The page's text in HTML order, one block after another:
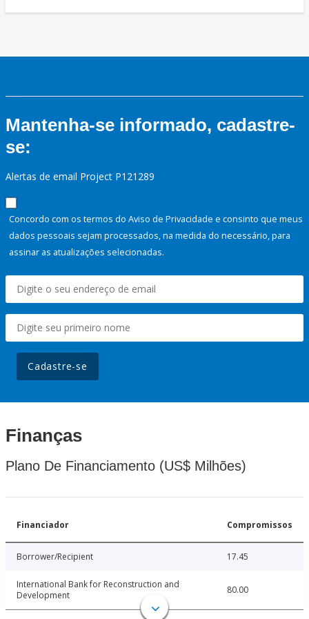
Mantenha-se informado, cadastre-
se:
Alertas de email Project P121289
Concordo com os termos do Aviso de Privacidade e consinto que meus
dados pessoais sejam processados, na medida do necessário, para
assinar as atualizações selecionadas.
Cadastre-se
Finanças
Plano De Financiamento (US$ Milhões)
Financiador Compromissos
Borrower/Recipient 17.45
International Bank for Reconstruction and
Development
80.00